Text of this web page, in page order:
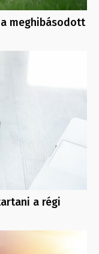
meghibásodott
a régi